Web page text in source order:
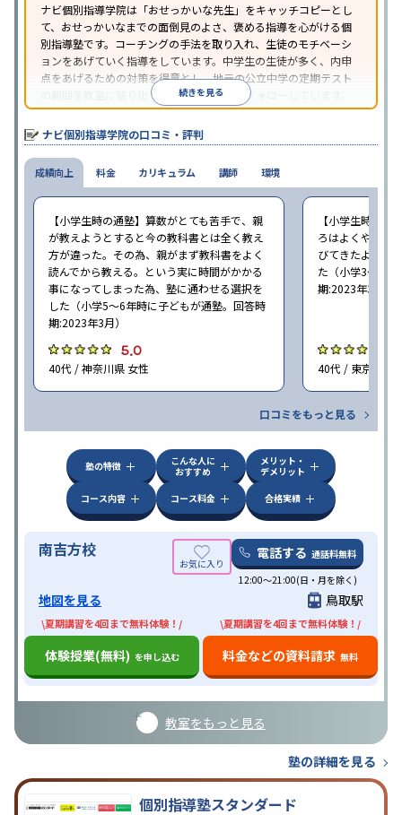
ナビ個別指導学院は「おせっかいな先生」をキャッチコピーとし
て、おせっかいなまでの面倒見のよさ、褒める指導を心がける個
別指導塾です。コーチングの手法を取り入れ、生徒のモチベーシ
ョンをあげていく指導をしています。中学生の生徒が多く、内申
点をあげるための対策を得意とし、地元の公立中学の定期テスト
の範囲を教室に貼り出すなど手厚く学習をフォローしています。
オリジナルテキストを使用しており、特に英語は各教科書に合わ
せたテキストを使った「先取り学習」で理解度を深められます。
続きを見る
ナビ個別指導学院の口コミ・評判
成績向上
【小学生時の通塾】算数がとても苦手で、親
が教えようとすると今の教科書とは全く教え
方が違った。その為、親がまず教科書をよく
読んでから教える。という実に時間がかかる
事になってしまった為、塾に通わせる選択を
した（小学5〜6年時に子どもが通塾。回答時
期:2023年3月）
5.0
40代 / 神奈川県 女性
【小学生時の通
ろはよくやり方
びてきたようで
た（小学3〜6年
期:2023年3月）
40代 / 東京都 女
口コミをもっと見る
料金 カリキュラム 講師 環境
塾の特徴
こんな人に
おすすめ
メリット・
デメリット
コース内容
コース料金 合格実績
南吉方校 電話する 通話料無料
12:00～21:00(日・月を除く)
地図を見る 鳥取駅
\夏期講習を4回まで無料体験！/
体験授業(無料) を申し込む
\夏期講習を4回まで無料体験！/
料金などの資料請求 無料
教室をもっと見る
塾の詳細を見る
個別指導塾スタンダード